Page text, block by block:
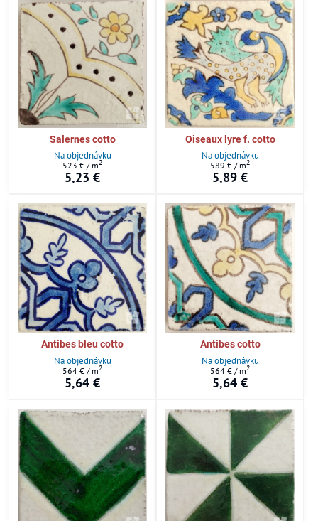
Salernes cotto
Na objednávku
5,23 €
523 € / m2
Oiseaux lyre f. cotto
Na objednávku
5,89 €
589 € / m2
Antibes bleu cotto
Na objednávku
5,64 €
564 € / m2
Antibes cotto
Na objednávku
5,64 €
564 € / m2